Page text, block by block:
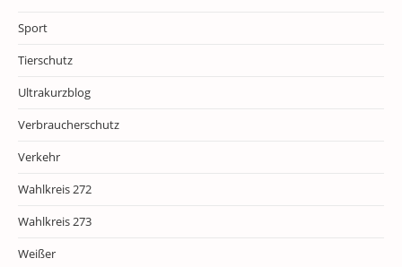
Sport
Tierschutz
Ultrakurzblog
Verbraucherschutz
Verkehr
Wahlkreis 272
Wahlkreis 273
Weißer